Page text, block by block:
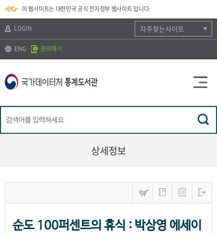
바
로
기
가
기
k
t
)
바
로
기
보
바
가
기
이 웹사이트는 대한민국 공식 전자정부 웹사이트 입니다
LOGIN
ENG 문의하기
자주찾는사이트
상세정보
순도 100퍼센트의 휴식 : 박상영 에세이